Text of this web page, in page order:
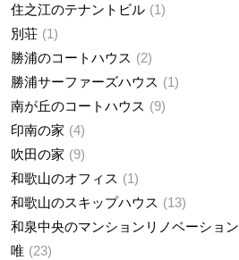
住之江のテナントビル
1
別荘
1
勝浦のコートハウス
2
勝浦サーファーズハウス
1
南が丘のコートハウス
9
印南の家
4
吹田の家
9
和歌山のオフィス
1
和歌山のスキップハウス
13
和泉中央のマンションリノベーション
唯
23